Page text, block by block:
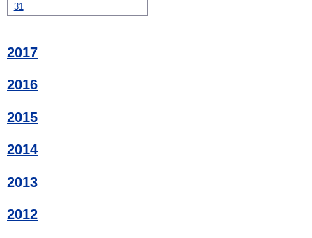
31
2017
2016
2015
2014
2013
2012